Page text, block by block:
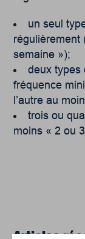
un seul
régulièrement
semaine »);
deux types
fréquence
l’autre au
trois ou
moins « 2 ou